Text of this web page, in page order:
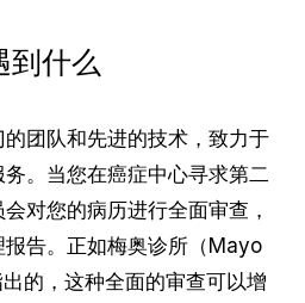
到什么
团队和先进的技术，致力于
。当您在癌症中心寻求第二
对您的病历进行全面审查，
告。正如梅奥诊所（Mayo
的，这种全面的审查可以增